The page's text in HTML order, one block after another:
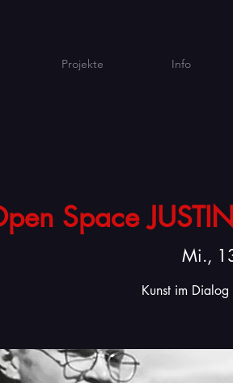
Projekte Info
Space
Mi.,
Kunst im